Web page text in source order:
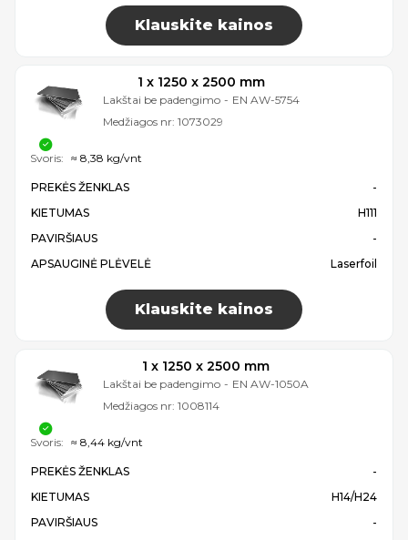
Klauskite kainos
1 x 1250 x 2500 mm
Lakštai be padengimo - EN AW-5754
Medžiagos nr: 1073029
PREKĖS ŽENKLAS
-
KIETUMAS
H111
PAVIRŠIAUS
-
APSAUGINĖ PLĖVELĖ
Laserfoil
Klauskite kainos
Svoris: ≈ 8,38 kg/vnt
1 x 1250 x 2500 mm
Lakštai be padengimo - EN AW-1050A
Medžiagos nr: 1008114
PREKĖS ŽENKLAS
-
KIETUMAS
H14/H24
PAVIRŠIAUS
-
Svoris: ≈ 8,44 kg/vnt